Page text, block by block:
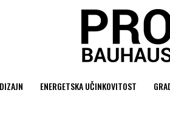
DIZAJN ENERGETSKA UČINKOVITOST